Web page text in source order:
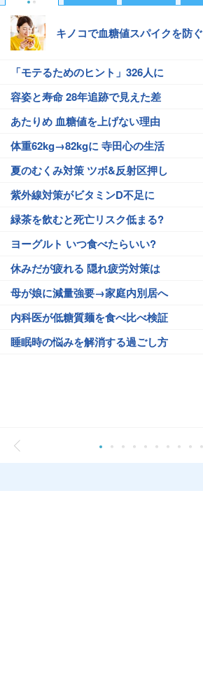
キノコで血糖値スパイクを防ぐ
「モテるためのヒント」326人に
容姿と寿命 28年追跡で見えた差
あたりめ 血糖値を上げない理由
体重62kg→82kgに 寺田心の生活
夏のむくみ対策 ツボ&反射区押し
紫外線対策がビタミンD不足に
緑茶を飲むと死亡リスク低まる?
ヨーグルト いつ食べたらいい?
休みだが疲れる 隠れ疲労対策は
母が娘に減量強要→家庭内別居へ
内科医が低糖質麺を食べ比べ検証
睡眠時の悩みを解消する過ごし方